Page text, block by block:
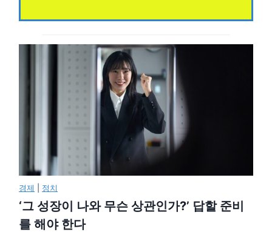
경제 정치
‘그 성장이 나와 무슨 상관인가?’ 답할 준비
를 해야 한다